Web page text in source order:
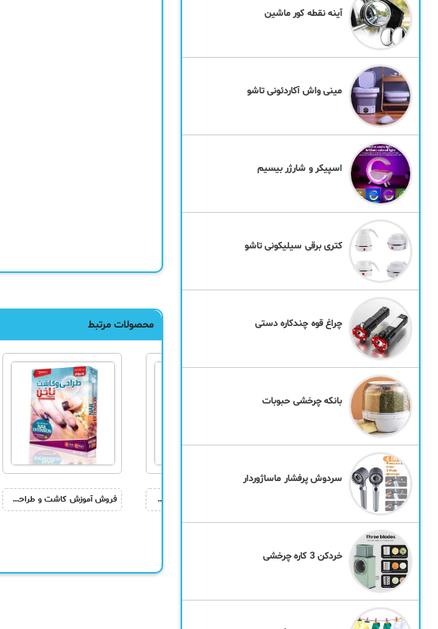
محصولات مرتبط
فروش آموزش کاشت و طراحی ناخن – فیلم آموزشی طراحی ناخن فروش مجموعه آشنای محبوب 1 و 2 – آموزش مسائل زناشویی
آینه نقطه کور ماشین
مینی واش آکاردئونی تاشو
اسپیکر و شارژر بیسیم
کتری برقی سیلیکونی تاشو
چراغ قوه چندکاره دستی
بانکه چرخشی حبوبات
سردوش پرفشار ماساژوردار
خردکن 3 کاره چرخشی